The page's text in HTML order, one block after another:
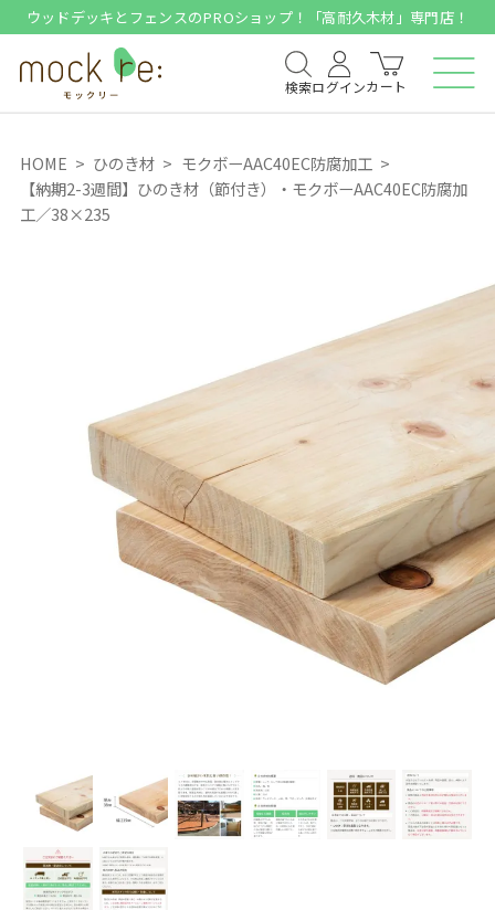
ウッドデッキとフェンスのPROショップ！「高耐久木材」専門店！
検索ログインカート
HOME ひのき材
モクボーAAC40EC防腐加工
【納期2-3週間】ひのき材（節付き）・モクボーAAC40EC防腐加
工／38×235